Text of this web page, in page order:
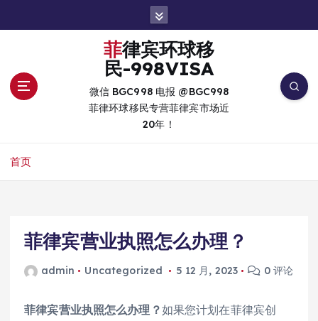
菲律宾环球移
民-998VISA
微信 BGC998 电报 @BGC998
菲律环球移民专营菲律宾市场近
20年！
首页
菲律宾营业执照怎么办理？
admin Uncategorized 5 12 月, 2023 0 评论
菲律宾营业执照怎么办理？如果您计划在菲律宾创